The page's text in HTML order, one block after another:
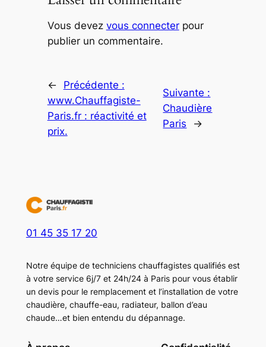
Vous devez vous connecterpour
publier un commentaire.
←
Précédente :
www.Chauffagiste-
Paris.fr : réactivité et
prix.
Suivante :
Chaudière
Paris
→
01 45 35 17 20
Notre équipe de techniciens chauffagistes qualifiés est
à votre service 6j/7 et 24h/24 à Paris pour vous établir
un devis pour le remplacement et l’installation de votre
chaudière, chauffe-eau, radiateur, ballon d’eau
chaude…et bien entendu du dépannage.